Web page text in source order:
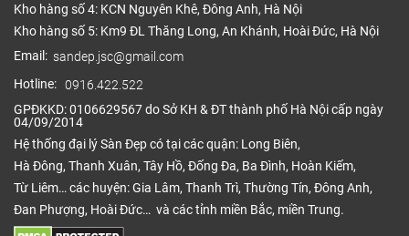
Kho hàng số 4: KCN Nguyên Khê, Đông Anh, Hà Nội
Kho hàng số 5: Km9 ĐL Thăng Long, An Khánh, Hoài Đức, Hà Nội
Email: sandep.jsc@gmail.com
Hotline: 0916.422.522
GPĐKKD: 0106629567 do Sở KH & ĐT thành phố Hà Nội cấp ngày
04/09/2014
Hệ thống đại lý Sàn Đẹp có tại các quận: Long Biên,
Hà Đông, Thanh Xuân, Tây Hồ, Đống Đa, Ba Đình, Hoàn Kiếm,
Từ Liêm… các huyện: Gia Lâm, Thanh Trì, Thường Tín, Đông Anh,
Đan Phượng, Hoài Đức… và các tỉnh miền Bắc, miền Trung.